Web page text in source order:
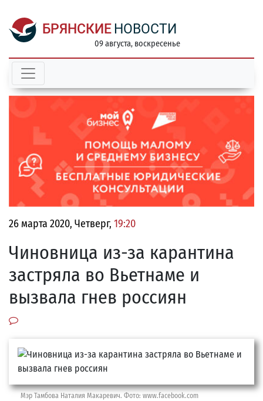
БРЯНСКИЕ НОВОСТИ
09 августа, воскресенье
26 марта 2020, Четверг, 19:20
Чиновница из-за карантина
застряла во Вьетнаме и
вызвала гнев россиян
Мэр Тамбова Наталия Макаревич. Фото: www.facebook.com